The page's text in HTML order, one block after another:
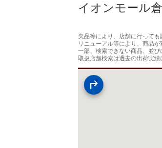
イオンモール
欠品等により、店舗に行って
リニューアル等により、商品
一部、検索できない商品、並
取扱店舗検索は過去の出荷実